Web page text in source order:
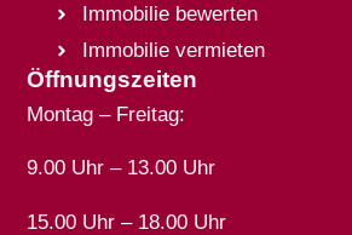
Immobilie bewerten
Immobilie vermieten
Öffnungszeiten
Montag – Freitag:
9.00 Uhr – 13.00 Uhr
15.00 Uhr – 18.00 Uhr